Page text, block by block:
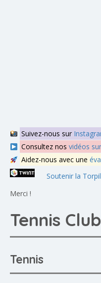
Suivez-nous sur
Consultez nos vidéos
Aidez-nous avec une
Soutenir la
Merci !
Tennis
Tennis